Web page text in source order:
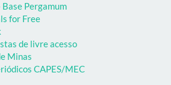
Pergamum
for Free
de livre acesso
Minas
CAPES/MEC